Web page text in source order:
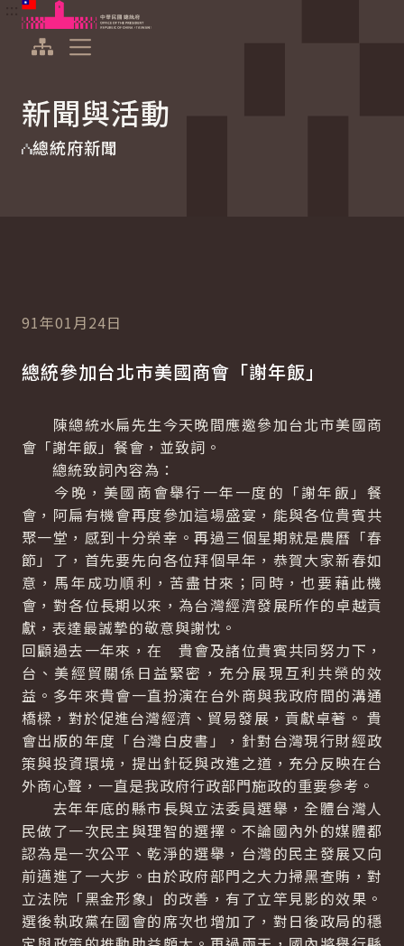
跳到主要內容
中華民國總統府
新聞與活動
總統府新聞
91年01月24日
總統參加台北市美國商會「謝年飯」
陳總統水扁先生今天晚間應邀參加台北市美國商
會「謝年飯」餐會，並致詞。
總統致詞內容為：
今晚，美國商會舉行一年一度的「謝年飯」餐
會，阿扁有機會再度參加這場盛宴，能與各位貴賓共
聚一堂，感到十分榮幸。再過三個星期就是農曆「春
節」了，首先要先向各位拜個早年，恭賀大家新春如
意，馬年成功順利，苦盡甘來；同時，也要藉此機
會，對各位長期以來，為台灣經濟發展所作的卓越貢
獻，表達最誠摯的敬意與謝忱。
回顧過去一年來，在 貴會及諸位貴賓共同努力下，
台、美經貿關係日益緊密，充分展現互利共榮的效
益。多年來貴會一直扮演在台外商與我政府間的溝通
橋樑，對於促進台灣經濟、貿易發展，貢獻卓著。 貴
會出版的年度「台灣白皮書」，針對台灣現行財經政
策與投資環境，提出針砭與改進之道，充分反映在台
外商心聲，一直是我政府行政部門施政的重要參考。
去年年底的縣市長與立法委員選舉，全體台灣人
民做了一次民主與理智的選擇。不論國內外的媒體都
認為是一次公平、乾淨的選舉，台灣的民主發展又向
前邁進了一大步。由於政府部門之大力掃黑查賄，對
立法院「黑金形象」的改善，有了立竿見影的效果。
選後執政黨在國會的席次也增加了，對日後政局的穩